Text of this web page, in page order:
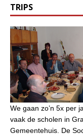
TRIPS
We gaan zo’n 5x per
vaak de scholen in
Gemeentehuis. De